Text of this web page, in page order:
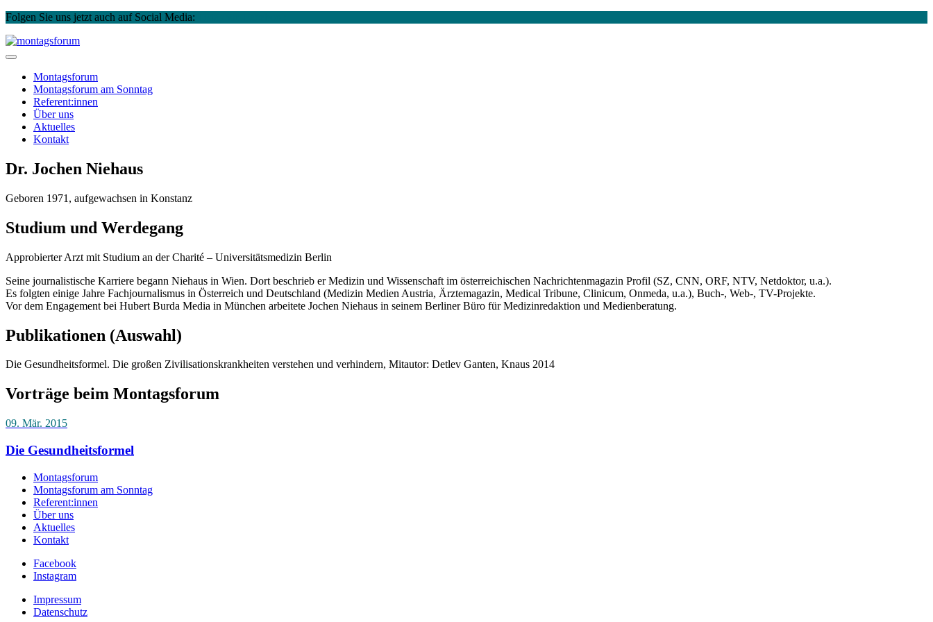
Folgen Sie uns jetzt auch auf Social Media:
Skip
to
Montagsforum
Montagsforum am Sonntag
Referent:innen
Über uns
Aktuelles
Kontakt
Dr. Jochen Niehaus
Geboren 1971, aufgewachsen in Konstanz
Studium und Werdegang
Approbierter Arzt mit Studium an der Charité – Universitätsmedizin Berlin
Seine journalistische Karriere begann Niehaus in Wien. Dort beschrieb er Medizin und Wissenschaft im österreichischen Nachrichtenmagazin Profil (SZ, CNN, ORF, NTV, Netdoktor, u.a.).
Es folgten einige Jahre Fachjournalismus in Österreich und Deutschland (Medizin Medien Austria, Ärztemagazin, Medical Tribune, Clinicum, Onmeda, u.a.), Buch-, Web-, TV-Projekte.
Vor dem Engagement bei Hubert Burda Media in München arbeitete Jochen Niehaus in seinem Berliner Büro für Medizinredaktion und Medienberatung.
Publikationen (Auswahl)
Die Gesundheitsformel. Die großen Zivilisationskrankheiten verstehen und verhindern, Mitautor: Detlev Ganten, Knaus 2014
Vorträge beim Montagsforum
09. Mär. 2015
Die Gesundheitsformel
Montagsforum
Montagsforum am Sonntag
Referent:innen
Über uns
Aktuelles
Kontakt
Facebook
Instagram
Impressum
Datenschutz